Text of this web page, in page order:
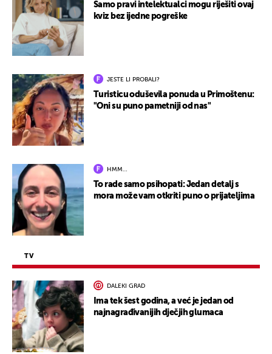
Samo pravi intelektualci mogu riješiti ovaj
kviz bez ijedne pogreške
JESTE LI PROBALI?
Turisticu oduševila ponuda u Primoštenu:
"Oni su puno pametniji od nas"
HMM…
To rade samo psihopati: Jedan detalj s
mora može vam otkriti puno o prijateljima
TV
DALEKI GRAD
Ima tek šest godina, a već je jedan od
najnagrađivanijih dječjih glumaca